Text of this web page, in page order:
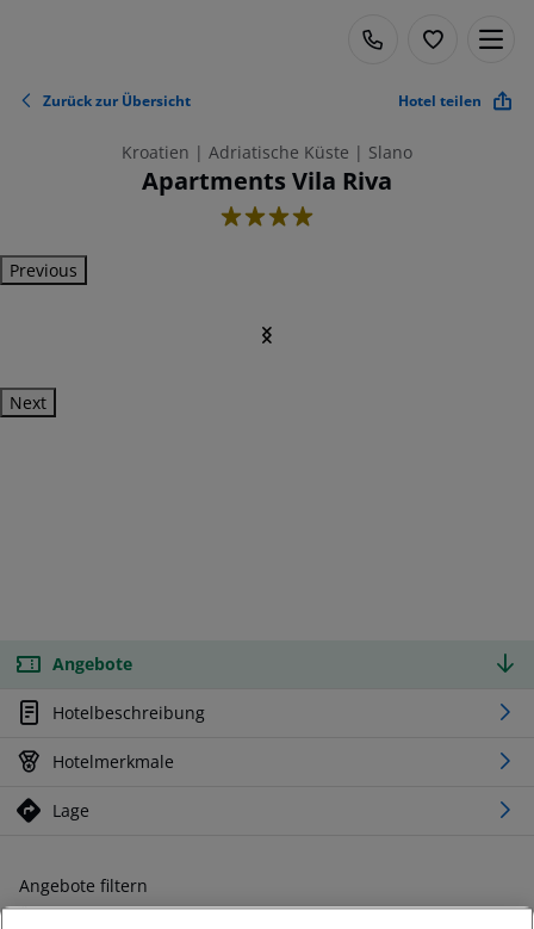
Zurück zur Übersicht Hotel teilen
Kroatien | Adriatische Küste | Slano
Apartments Vila Riva
4
Previous
Next
Angebote
Hotelbeschreibung
Hotelmerkmale
Lage
Angebote filtern
Ändern Sie Ihre Kriterien nach Ihren Wünschen